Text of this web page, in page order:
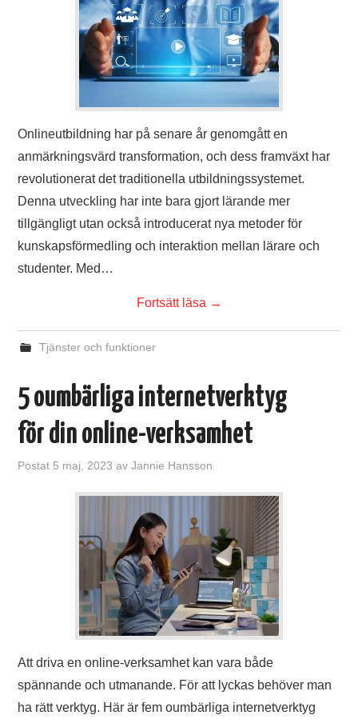
Onlineutbildning har på senare år genomgått en
anmärkningsvärd transformation, och dess framväxt har
revolutionerat det traditionella utbildningssystemet.
Denna utveckling har inte bara gjort lärande mer
tillgängligt utan också introducerat nya metoder för
kunskapsförmedling och interaktion mellan lärare och
studenter. Med…
Fortsätt läsa →
Tjänster och funktioner
5 oumbärliga internetverktyg
för din online-verksamhet
Postat 5 maj, 2023 avJannie Hansson
Att driva en online-verksamhet kan vara både
spännande och utmanande. För att lyckas behöver man
ha rätt verktyg. Här är fem oumbärliga internetverktyg